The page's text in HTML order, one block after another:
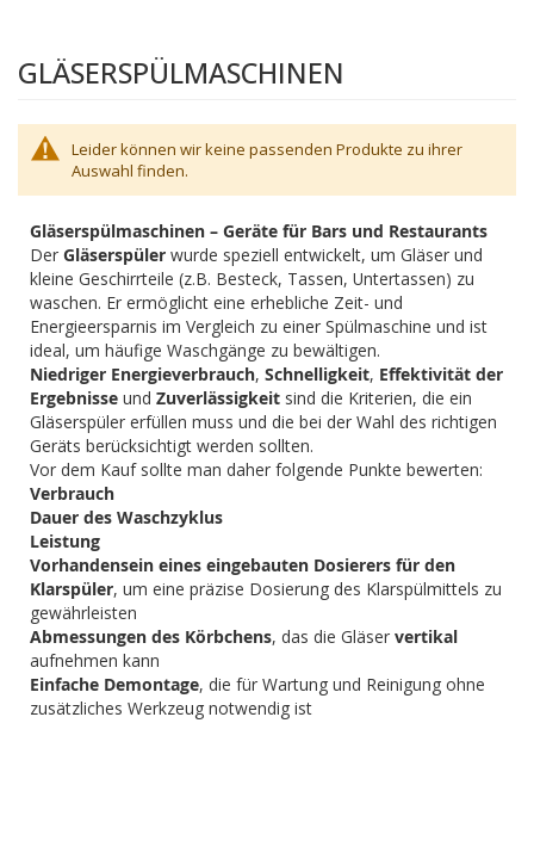
GLÄSERSPÜLMASCHINEN
Leider können wir keine passenden Produkte zu ihrer
Auswahl finden.
Gläserspülmaschinen – Geräte für Bars und Restaurants
Der Gläserspüler wurde speziell entwickelt, um Gläser und
kleine Geschirrteile (z.B. Besteck, Tassen, Untertassen) zu
waschen. Er ermöglicht eine erhebliche Zeit- und
Energieersparnis im Vergleich zu einer Spülmaschine und ist
ideal, um häufige Waschgänge zu bewältigen.
Niedriger Energieverbrauch, Schnelligkeit, Effektivität der
Ergebnisse und Zuverlässigkeit sind die Kriterien, die ein
Gläserspüler erfüllen muss und die bei der Wahl des richtigen
Geräts berücksichtigt werden sollten.
Vor dem Kauf sollte man daher folgende Punkte bewerten:
Verbrauch
Dauer des Waschzyklus
Leistung
Vorhandensein eines eingebauten Dosierers für den
Klarspüler, um eine präzise Dosierung des Klarspülmittels zu
gewährleisten
Abmessungen des Körbchens, das die Gläser vertikal
aufnehmen kann
Einfache Demontage, die für Wartung und Reinigung ohne
zusätzliches Werkzeug notwendig ist